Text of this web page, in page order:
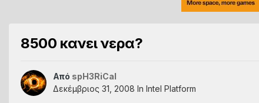
8500 κανει νερα?
Από spH3RiCal
Δεκέμβριος 31, 2008 In Intel Platform